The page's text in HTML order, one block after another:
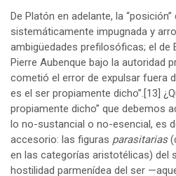
De Platón en adelante, la
sistemáticamente impugnada y
ambigüedades prefilosóficas; el de
Pierre Aubenque bajo la autoridad
cometió el error de expulsar fuera
es el ser propiamente dicho”. [13]
propiamente dicho” que debemos
lo no-sustancial o no-esencial, es
accesorio: las figuras parasitarias
en las categorías aristotélicas) del
hostilidad parmenídea del ser